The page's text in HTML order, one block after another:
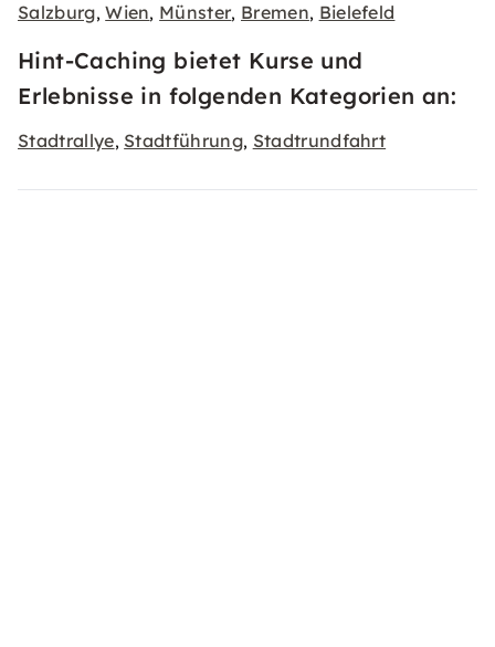
Salzburg,Wien, Münster, Bremen, Bielefeld
Hint-Caching bietet Kurse und
Erlebnisse in folgenden Kategorien an:
Stadtrallye, Stadtführung, Stadtrundfahrt